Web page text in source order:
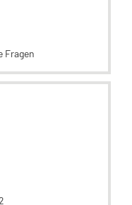
Fragen